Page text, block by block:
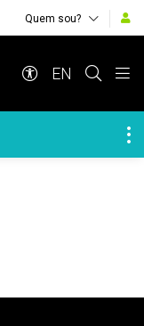
Quem sou?
EN